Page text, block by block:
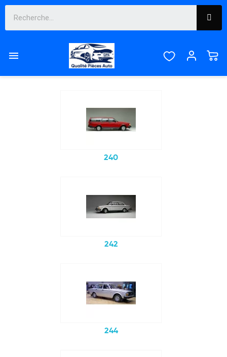

VOLVO
Sous-catégories
240
242
244